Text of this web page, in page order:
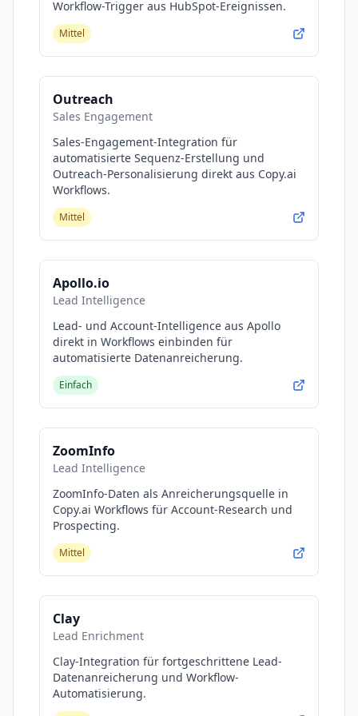
Process through Blog post wizard? 00:55:50 -
How to create a blog post? 00:58:55 - Is there a
risk of plagiarism in blog posts? 01:00:44 - Why
should you use Copy.ai? 01:01:15 - Try Copy.ai
Workflow-Trigger aus HubSpot-Ereignissen.
Mittel
Outreach
Sales Engagement
Sales-Engagement-Integration für
automatisierte Sequenz-Erstellung und
Outreach-Personalisierung direkt aus Copy.ai
Workflows.
Mittel
Apollo.io
Lead Intelligence
Lead- und Account-Intelligence aus Apollo
direkt in Workflows einbinden für
automatisierte Datenanreicherung.
Einfach
ZoomInfo
Lead Intelligence
ZoomInfo-Daten als Anreicherungsquelle in
Copy.ai Workflows für Account-Research und
Prospecting.
Mittel
Clay
Lead Enrichment
Clay-Integration für fortgeschrittene Lead-
Datenanreicherung und Workflow-
Automatisierung.